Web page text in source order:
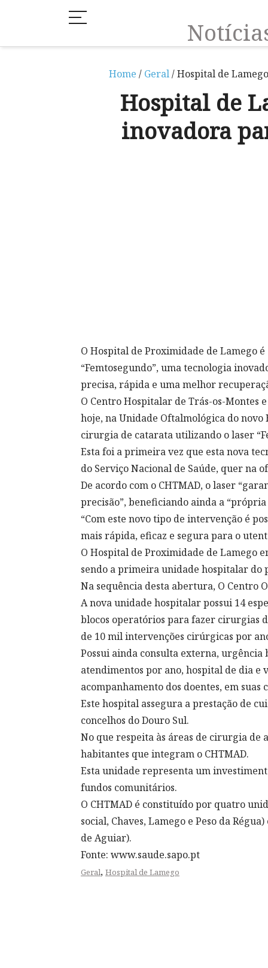
Home / Geral/ Hospital de
Hospital de
inovadora
O Hospital de Proximidade de Lamego
“Femtosegundo”, uma tecnologia
precisa, rápida e uma melhor
O Centro Hospitalar de Trás-os-Montes
hoje, na Unidade Oftalmológica do
cirurgia de catarata utilizando o laser
Esta foi a primeira vez que esta nova
do Serviço Nacional de Saúde, quer na
De acordo com o CHTMAD, o laser
precisão”, beneficiando ainda a
“Com este novo tipo de intervenção é
mais rápida, eficaz e segura para o
O Hospital de Proximidade de Lamego
sendo a primeira unidade hospitalar
Na sequência desta abertura, O Centro
A nova unidade hospitalar possui 14
blocos operatórios para fazer cirurgias
de 10 mil intervenções cirúrgicas por
Possui ainda consulta externa,
atendimentos por ano, hospital de dia
acompanhamento dos doentes, em suas
Este hospital assegura a prestação de
concelhos do Douro Sul.
No que respeita às áreas de cirurgia de
habitantes que integram o CHTMAD.
Esta unidade representa um
fundos comunitários.
O CHTMAD é constituído por quatro
social, Chaves, Lamego e Peso da
de Aguiar).
Fonte: www.saude.sapo.pt
Geral, Hospital de Lamego